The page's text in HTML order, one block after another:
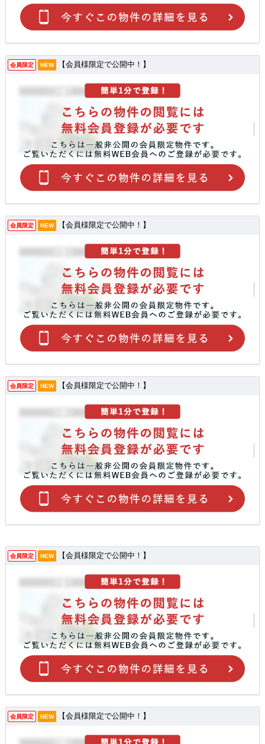
会員限定 NEW 【会員様限定で公開中！】
会員限定 NEW 【会員様限定で公開中！】
会員限定 NEW 【会員様限定で公開中！】
会員限定 NEW 【会員様限定で公開中！】
会員限定 NEW 【会員様限定で公開中！】